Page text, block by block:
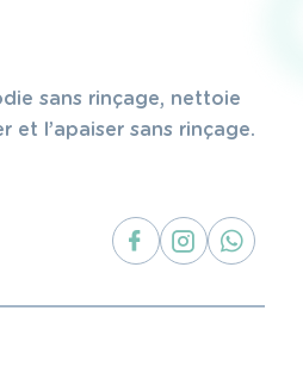
sans rinçage, nettoie
et l’apaiser sans rinçage.